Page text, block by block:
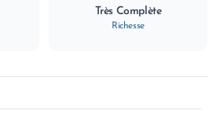
Très Complète
Richesse